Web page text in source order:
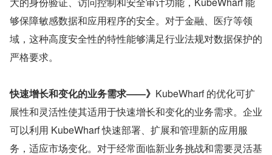
够保障敏感数据和应用程序的安全。对于金融、医疗等领
域，这种高度安全性的特性能够满足行业法规对数据保护的
严格要求。
快速增长和变化的业务需求——》 KubeWharf 的优化可扩
展性和灵活性使其适用于快速增长和变化的业务需求。企业
可以利用 KubeWharf 快速部署、扩展和管理新的应用服
务，适应市场变化。对于经常面临新业务挑战和需要灵活基